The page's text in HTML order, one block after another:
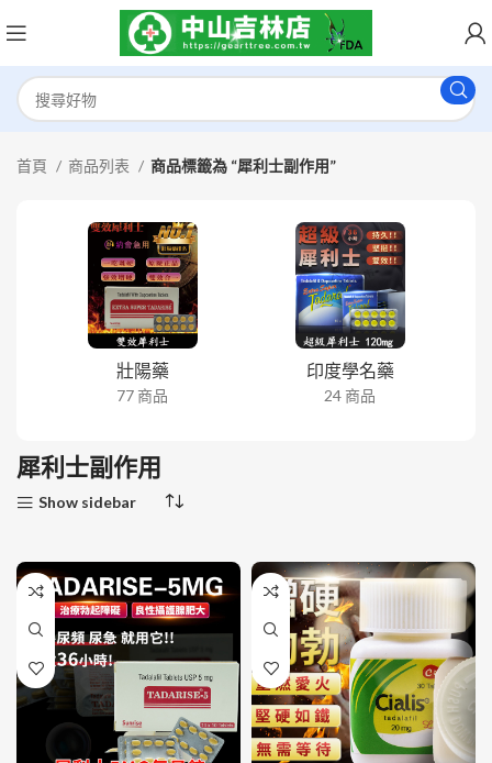
首頁 商品列表 商品標籤為 “犀利士副作用”
壯陽藥
77 商品
印度學名藥
24 商品
犀利士副作用
Show sidebar